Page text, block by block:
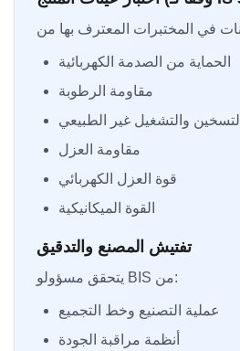
الحماية من الصدمة الكهربائية
مقاومة الرطوبة
التسخين والتشغيل غير الطبيعي
مقاومة العزل
قوة العزل الكهربائي
القوة الميكانيكية
تفتيش المصنع والتدقيق
يتحقق مسؤولو BIS من:
عملية التصنيع وخط التجميع
أنظمة مراقبة الجودة